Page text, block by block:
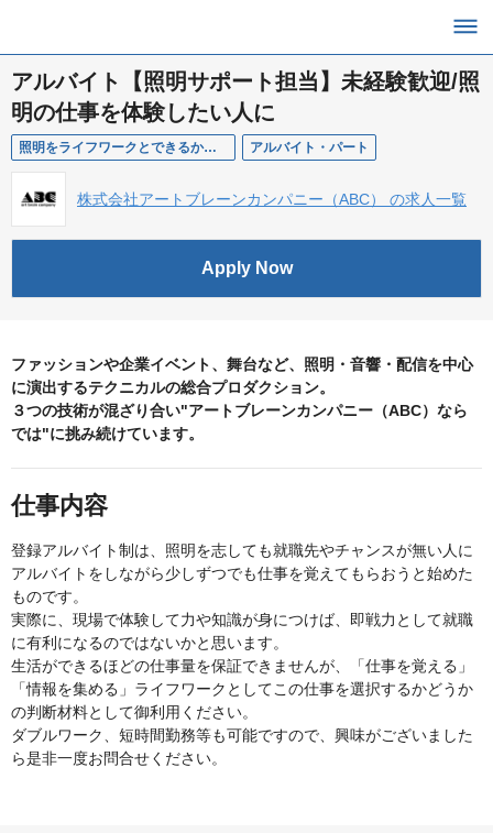
アルバイト【照明サポート担当】未経験歓迎/照
明の仕事を体験したい人に
照明をライフワークとできるかの判断材料として アルバイト・パート
株式会社アートブレーンカンパニー（ABC） の求人一覧
Apply Now
ファッションや企業イベント、舞台など、照明・音響・配信を中心
に演出するテクニカルの総合プロダクション。
３つの技術が混ざり合い"アートブレーンカンパニー（ABC）なら
では"に挑み続けています。
仕事内容
登録アルバイト制は、照明を志しても就職先やチャンスが無い人に
アルバイトをしながら少しずつでも仕事を覚えてもらおうと始めた
ものです。
実際に、現場で体験して力や知識が身につけば、即戦力として就職
に有利になるのではないかと思います。
生活ができるほどの仕事量を保証できませんが、「仕事を覚える」
「情報を集める」ライフワークとしてこの仕事を選択するかどうか
の判断材料として御利用ください。
ダブルワーク、短時間勤務等も可能ですので、興味がございました
ら是非一度お問合せください。